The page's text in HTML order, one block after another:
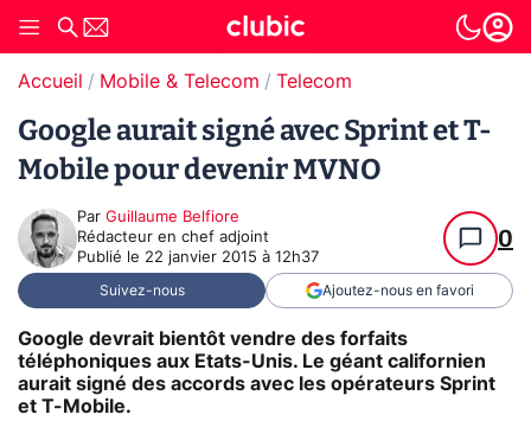
Accueil Mobile & Telecom Telecom
Google aurait signé avec Sprint et T-
Mobile pour devenir MVNO
Par Guillaume Belfiore
Rédacteur en chef adjoint
Publié le 22 janvier 2015 à 12h37
0
Suivez-nous Ajoutez-nous en favori
Google devrait bientôt vendre des forfaits
téléphoniques aux Etats-Unis. Le géant californien
aurait signé des accords avec les opérateurs Sprint
et T-Mobile.